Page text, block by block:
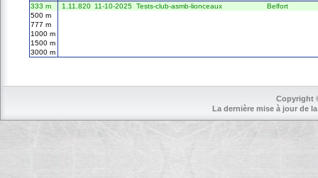
333 m
1.11.820 11-10-2025 Tests-club-asmb-lionceaux
Belfort
500 m
777 m
1000 m
1500 m
3000 m
Copyright
La dernière mise à jour de